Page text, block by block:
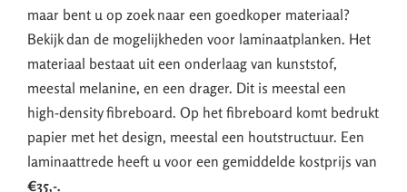
maar bent u op zoek naar een goedkoper materiaal?
Bekijk dan de mogelijkheden voor laminaatplanken. Het
materiaal bestaat uit een onderlaag van kunststof,
meestal melanine, en een drager. Dit is meestal een
high-density fibreboard. Op het fibreboard komt bedrukt
papier met het design, meestal een houtstructuur. Een
laminaattrede heeft u voor een gemiddelde kostprijs van
€35,-.